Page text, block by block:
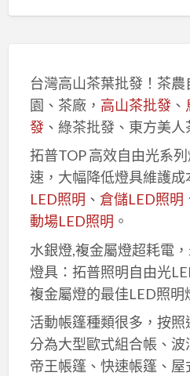
台灣高山茶葉批發！茶
園、茶廠， 高山茶批發、
發、綠茶批發、東方美
拓普TOP 高效自由光系
速，大幅降低燈具維護成
LED照明 、 倉儲LED照明
動場LED照明 。
水銀燈,複金屬燈超耗電
燈具：拓普照明自由光
複金屬燈的最佳LED照明
活動帳篷種類很多，按
分為大型歐式組合帳、波
帝王帳篷、快速帳篷、